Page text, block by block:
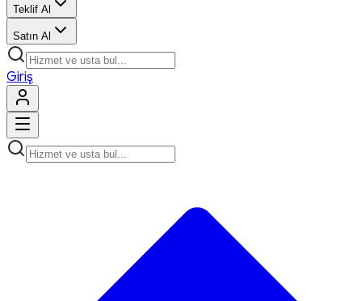
Teklif Al
Satın Al
Giriş